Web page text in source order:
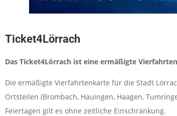
Ticket4Lörrach
Das Ticket4Lörrach ist eine ermäßigte
Die ermäßigte Vierfahrtenkarte für die Stadt
Ortsteilen (Brombach, Hauingen, Haagen,
Feiertagen gilt es ohne zeitliche Einschränkung.